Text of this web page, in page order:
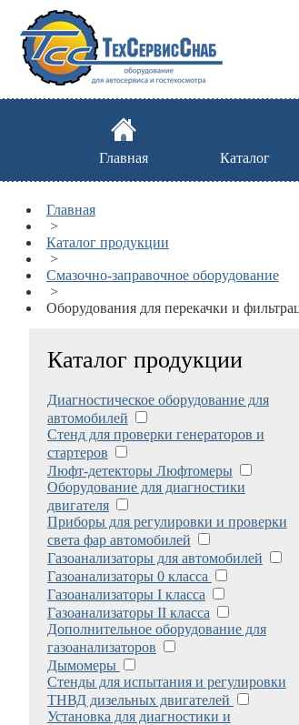
Главная Каталог
Главная
>
Каталог продукции
>
Смазочно-заправочное оборудование
>
Оборудования для перекачки и
Каталог продукции
Диагностическое оборудование для
автомобилей
Стенд для проверки генераторов и
стартеров
Люфт-детекторы Люфтомеры
Оборудование для диагностики
двигателя
Приборы для регулировки и проверки
света фар автомобилей
Газоанализаторы для автомобилей
Газоанализаторы 0 класса
Газоанализаторы I класса
Газоанализаторы II класса
Дополнительное оборудование для
газоанализаторов
Дымомеры
Стенды для испытания и регулировки
ТНВД дизельных двигателей
Установка для диагностики и